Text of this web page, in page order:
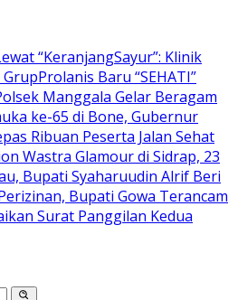
“KeranjangSayur”: Klinik
Baru “SEHATI”
Manggala Gelar Beragam
ke-65 di Bone, Gubernur
Ribuan Peserta Jalan Sehat
Wastra Glamour di Sidrap, 23
Bupati Syaharuudin Alrif Beri
Bupati Gowa Terancam
Surat Panggilan Kedua